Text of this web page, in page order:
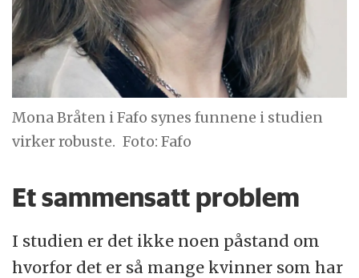
Mona Bråten i Fafo synes funnene i studien
virker robuste. Foto: Fafo
Et sammensatt problem
I studien er det ikke noen påstand om
hvorfor det er så mange kvinner som har